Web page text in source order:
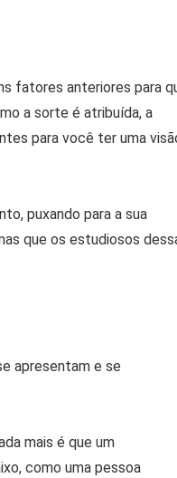
fatores anteriores para
a sorte é atribuída, a
para você ter uma
puxando para a sua
que os estudiosos
apresentam e se
mais é que um
como uma pessoa